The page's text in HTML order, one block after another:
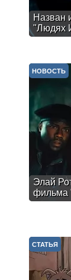
Назван
"Людях
Элай
фильма
НОВОСТЬ
СТАТЬЯ